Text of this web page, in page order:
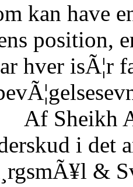
kan have
position,
hver isÃ¦r
Af Sheikh
i det
&